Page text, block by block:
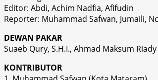
Editor: Abdi, Achim Nadfia, Afifudin
Reporter: Muhammad Safwan, Jumaili,
DEWAN PAKAR
Suaeb Qury, S.H.I., Ahmad Maksum Riady
KONTRIBUTOR